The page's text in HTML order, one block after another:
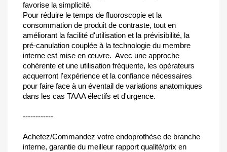
favorise la simplicité.
Pour réduire le temps de fluoroscopie et la
consommation de produit de contraste, tout en
améliorant la facilité d'utilisation et la prévisibilité, la
pré-canulation couplée à la technologie du membre
interne est mise en œuvre. Avec une approche
cohérente et une utilisation fréquente, les opérateurs
acquerront l'expérience et la confiance nécessaires
pour faire face à un éventail de variations anatomiques
dans les cas TAAA électifs et d'urgence.
------------
Achetez/Commandez votre endoprothèse de branche
interne, garantie du meilleur rapport qualité/prix en